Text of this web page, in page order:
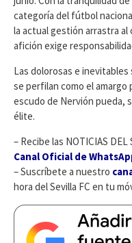
categoría del fútbol
la actual gestión arrastra al
afición exige
Las dolorosas e inevitables
se perfilan como el amargo
escudo de Nervión pueda,
élite.
– Recibe las NOTICIAS
Canal Oficial de
– Suscríbete a nuestro
hora del Sevilla FC en tu